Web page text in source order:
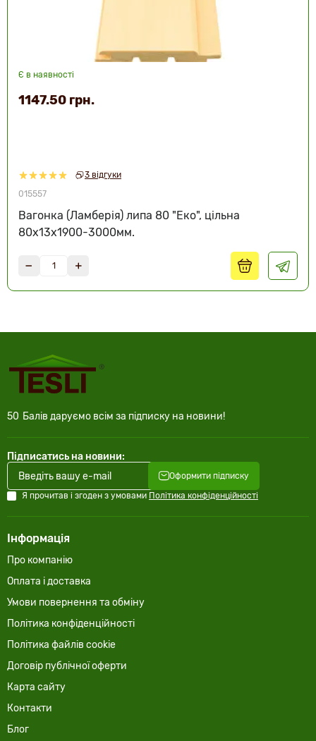
3 відгуки
Є в наявності
015557
Вагонка (Ламберія) липа 80 "Еко", цільна
80х13х1900-3000мм.
1147.50 грн.
50 Балів даруємо всім за підписку на новини!
Підписатись на новини:
Оформити підписку
Я прочитав і згоден з умовами Політика конфіденційності
Інформація
Про компанію
Оплата і доставка
Умови повернення та обміну
Політика конфіденційності
Політика файлів cookie
Договір публічної оферти
Карта сайту
Контакти
Блог